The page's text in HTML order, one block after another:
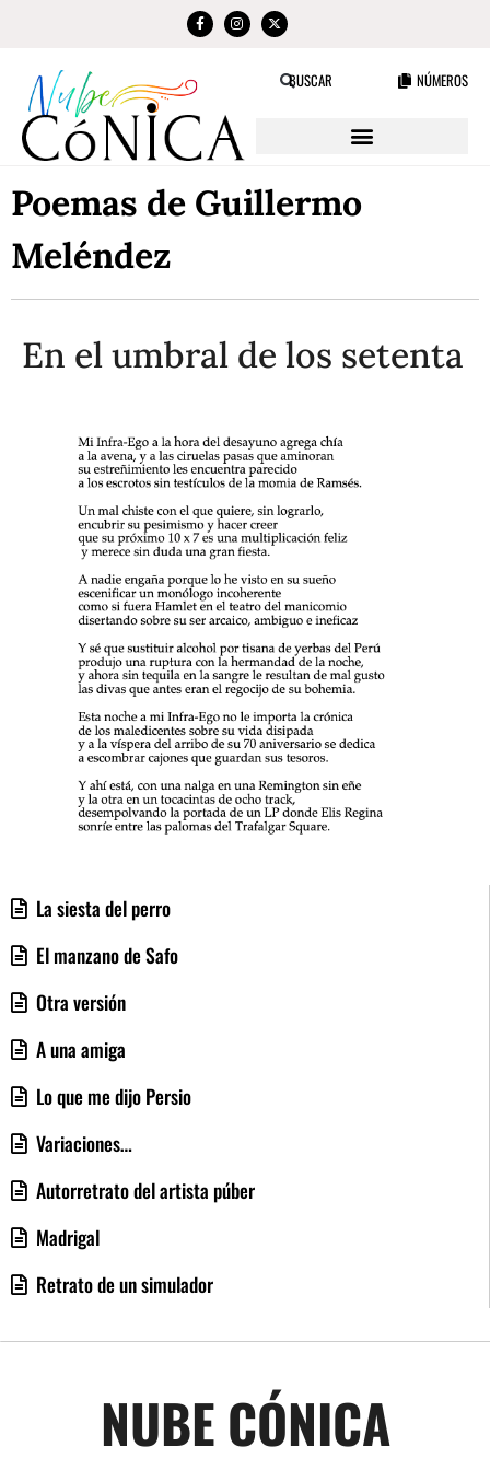
BUSCAR NÚMEROS
Poemas de Guillermo
Meléndez
La siesta del perro
El manzano de Safo
Otra versión
A una amiga
Lo que me dijo Persio
Variaciones…
Autorretrato del artista púber
Madrigal
Retrato de un simulador
En el umbral de los setenta
NUBE CÓNICA